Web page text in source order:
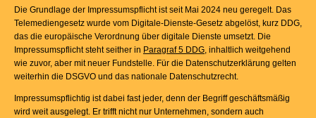
Die Grundlage der Impressumspflicht ist seit Mai 2024 neu geregelt. Das
Telemediengesetz wurde vom Digitale-Dienste-Gesetz abgelöst, kurz DDG,
das die europäische Verordnung über digitale Dienste umsetzt. Die
Impressumspflicht steht seither in Paragraf 5 DDG, inhaltlich weitgehend
wie zuvor, aber mit neuer Fundstelle. Für die Datenschutzerklärung gelten
weiterhin die DSGVO und das nationale Datenschutzrecht.
Impressumspflichtig ist dabei fast jeder, denn der Begriff geschäftsmäßig
wird weit ausgelegt. Er trifft nicht nur Unternehmen, sondern auch